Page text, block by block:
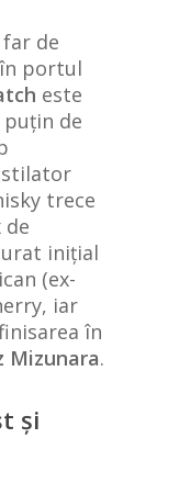
de
portul
este
de
trece
inițial
(ex-
iar
în
Mizunara.
și